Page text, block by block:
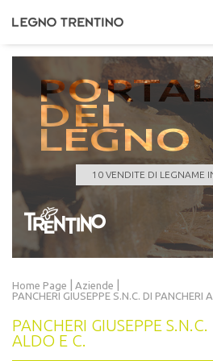
DEL
LEGNO
10 VENDITE DI LEGNAME
ASUC DI LONA
Quantità
Data scadenza
24/08/
Home Page Aziende
PANCHERI GIUSEPPE S.N.C. DI PANCHERI
PANCHERI GIUSEPPE
ALDO E C.